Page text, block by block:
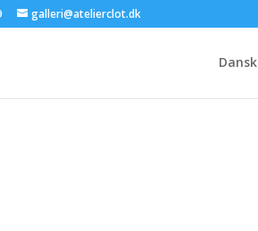
galleri@atelierclot.dk
Dansk